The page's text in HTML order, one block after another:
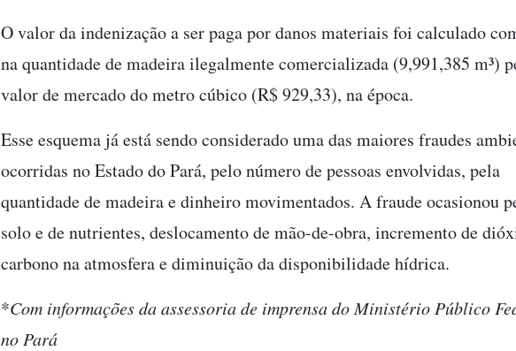
O valor da indenização a ser paga por danos materiais foi calculado
na quantidade de madeira ilegalmente comercializada (9,991,385 m³)
valor de mercado do metro cúbico (R$ 929,33), na época.
Esse esquema já está sendo considerado uma das maiores fraudes
ocorridas no Estado do Pará, pelo número de pessoas envolvidas, pela
quantidade de madeira e dinheiro movimentados. A fraude ocasionou
solo e de nutrientes, deslocamento de mão-de-obra, incremento de
carbono na atmosfera e diminuição da disponibilidade hídrica.
*Com informações da assessoria de imprensa do Ministério Público
no Pará